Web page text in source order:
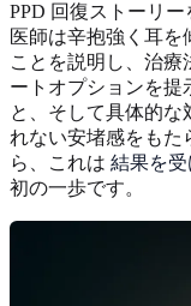
PPD 回復ストーリ
医師は辛抱強く耳を
ことを説明し、治療
ートオプションを提
と、そして具体的な
れない安堵感をもた
ら、これは 結果を
初の一歩です。